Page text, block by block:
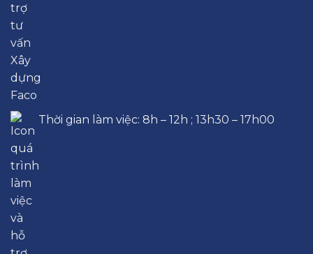
Thời gian làm việc: 8h – 12h ; 13h30 – 17h00